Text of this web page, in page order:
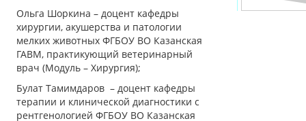
Ольга Шоркина – доцент кафедры
хирургии, акушерства и патологии
мелких животных ФГБОУ ВО Казанская
ГАВМ, практикующий ветеринарный
врач (Модуль – Хирургия);
Булат Тамимдаров – доцент кафедры
терапии и клинической диагностики с
рентгенологией ФГБОУ ВО Казанская